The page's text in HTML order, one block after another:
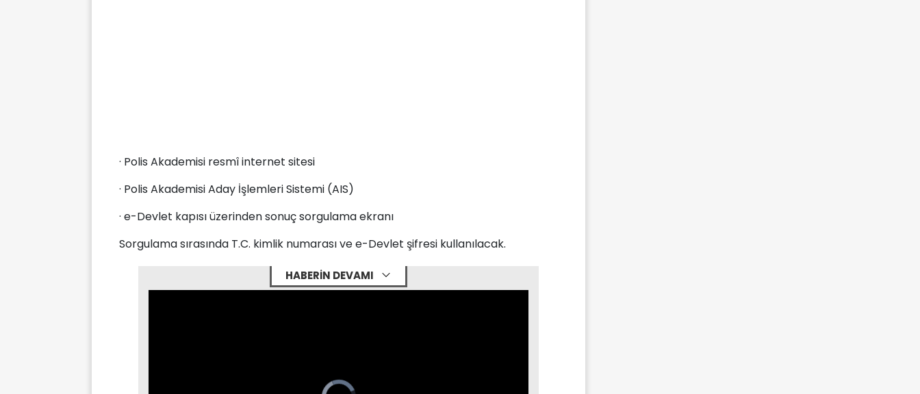
· Polis Akademisi resmî internet sitesi
· Polis Akademisi Aday İşlemleri Sistemi (AIS)
· e-Devlet kapısı üzerinden sonuç sorgulama ekranı
Sorgulama sırasında T.C. kimlik numarası ve e-Devlet şifresi kullanılacak.
HABERİN DEVAMI
Video